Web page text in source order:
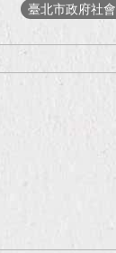
臺北市政府社